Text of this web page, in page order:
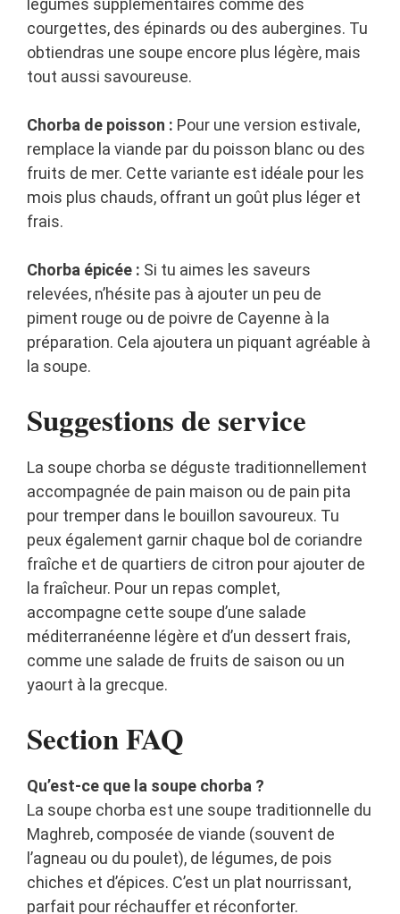
légumes supplémentaires comme des
courgettes, des épinards ou des aubergines. Tu
obtiendras une soupe encore plus légère, mais
tout aussi savoureuse.
Chorba de poisson : Pour une version estivale,
remplace la viande par du poisson blanc ou des
fruits de mer. Cette variante est idéale pour les
mois plus chauds, offrant un goût plus léger et
frais.
Chorba épicée : Si tu aimes les saveurs
relevées, n’hésite pas à ajouter un peu de
piment rouge ou de poivre de Cayenne à la
préparation. Cela ajoutera un piquant agréable à
la soupe.
Suggestions de service
La soupe chorba se déguste traditionnellement
accompagnée de pain maison ou de pain pita
pour tremper dans le bouillon savoureux. Tu
peux également garnir chaque bol de coriandre
fraîche et de quartiers de citron pour ajouter de
la fraîcheur. Pour un repas complet,
accompagne cette soupe d’une salade
méditerranéenne légère et d’un dessert frais,
comme une salade de fruits de saison ou un
yaourt à la grecque.
Section FAQ
Qu’est-ce que la soupe chorba ?
La soupe chorba est une soupe traditionnelle du
Maghreb, composée de viande (souvent de
l’agneau ou du poulet), de légumes, de pois
chiches et d’épices. C’est un plat nourrissant,
parfait pour réchauffer et réconforter.